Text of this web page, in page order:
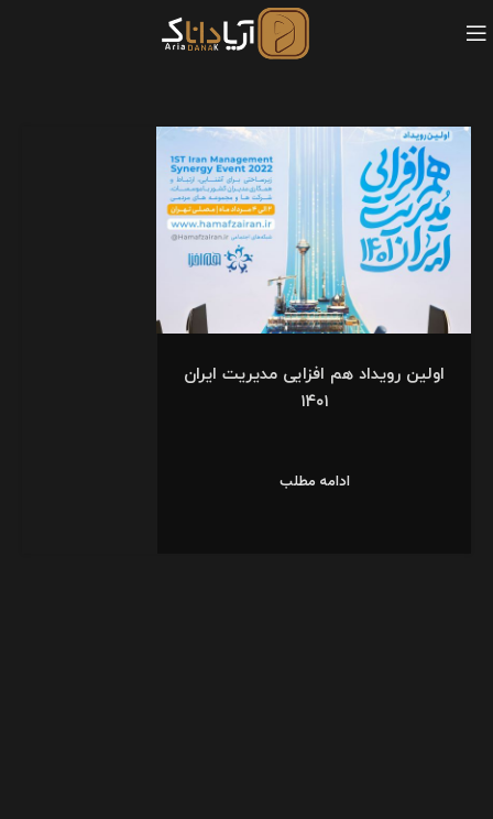
اولین رویداد هم افزایی مدیریت ایران
۱۴۰۱
ادامه مطلب